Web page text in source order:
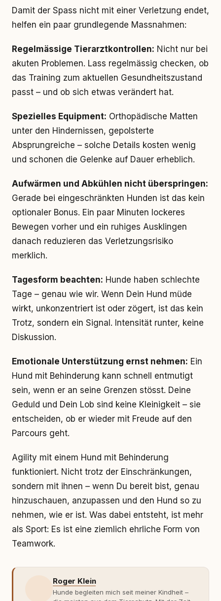
Damit der Spass nicht mit einer Verletzung endet,
helfen ein paar grundlegende Massnahmen:
Regelmässige Tierarztkontrollen: Nicht nur bei
akuten Problemen. Lass regelmässig checken, ob
das Training zum aktuellen Gesundheitszustand
passt – und ob sich etwas verändert hat.
Spezielles Equipment: Orthopädische Matten
unter den Hindernissen, gepolsterte
Absprungreiche – solche Details kosten wenig
und schonen die Gelenke auf Dauer erheblich.
Aufwärmen und Abkühlen nicht überspringen:
Gerade bei eingeschränkten Hunden ist das kein
optionaler Bonus. Ein paar Minuten lockeres
Bewegen vorher und ein ruhiges Ausklingen
danach reduzieren das Verletzungsrisiko
merklich.
Tagesform beachten: Hunde haben schlechte
Tage – genau wie wir. Wenn Dein Hund müde
wirkt, unkonzentriert ist oder zögert, ist das kein
Trotz, sondern ein Signal. Intensität runter, keine
Diskussion.
Emotionale Unterstützung ernst nehmen: Ein
Hund mit Behinderung kann schnell entmutigt
sein, wenn er an seine Grenzen stösst. Deine
Geduld und Dein Lob sind keine Kleinigkeit – sie
entscheiden, ob er wieder mit Freude auf den
Parcours geht.
Agility mit einem Hund mit Behinderung
funktioniert. Nicht trotz der Einschränkungen,
sondern mit ihnen – wenn Du bereit bist, genau
hinzuschauen, anzupassen und den Hund so zu
nehmen, wie er ist. Was dabei entsteht, ist mehr
als Sport: Es ist eine ziemlich ehrliche Form von
Teamwork.
Roger Klein
Hunde begleiten mich seit meiner Kindheit –